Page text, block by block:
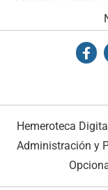
Hemeroteca
Administración y